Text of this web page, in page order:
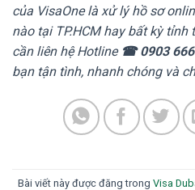
của VisaOne là xử lý hồ sơ
nào tại TP.HCM hay bất kỳ
cần liên hệ Hotline ☎ 0903
bạn tận tình, nhanh chóng và
Bài viết này được đăng trong Visa